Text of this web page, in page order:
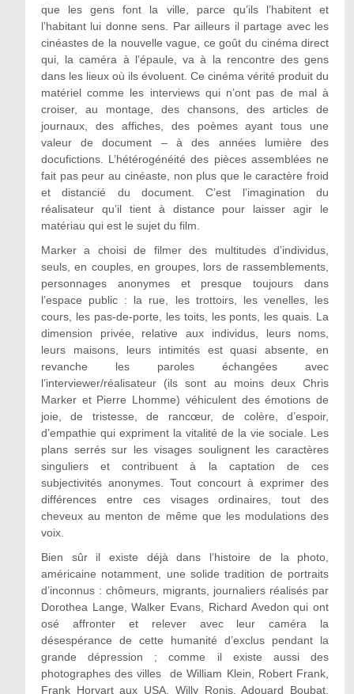
que les gens font la ville, parce qu’ils l’habitent et
l’habitant lui donne sens. Par ailleurs il partage avec les
cinéastes de la nouvelle vague, ce goût du cinéma direct
qui, la caméra à l’épaule, va à la rencontre des gens
dans les lieux où ils évoluent. Ce cinéma vérité produit du
matériel comme les interviews qui n’ont pas de mal à
croiser, au montage, des chansons, des articles de
journaux, des affiches, des poèmes ayant tous une
valeur de document – à des années lumière des
docufictions. L’hétérogénéité des pièces assemblées ne
fait pas peur au cinéaste, non plus que le caractère froid
et distancié du document. C’est l’imagination du
réalisateur qu’il tient à distance pour laisser agir le
matériau qui est le sujet du film.
Marker a choisi de filmer des multitudes d’individus,
seuls, en couples, en groupes, lors de rassemblements,
personnages anonymes et presque toujours dans
l’espace public : la rue, les trottoirs, les venelles, les
cours, les pas-de-porte, les toits, les ponts, les quais. La
dimension privée, relative aux individus, leurs noms,
leurs maisons, leurs intimités est quasi absente, en
revanche les paroles échangées avec
l’interviewer/réalisateur (ils sont au moins deux Chris
Marker et Pierre Lhomme) véhiculent des émotions de
joie, de tristesse, de rancœur, de colère, d’espoir,
d’empathie qui expriment la vitalité de la vie sociale. Les
plans serrés sur les visages soulignent les caractères
singuliers et contribuent à la captation de ces
subjectivités anonymes. Tout concourt à exprimer des
différences entre ces visages ordinaires, tout des
cheveux au menton de même que les modulations des
voix.
Bien sûr il existe déjà dans l’histoire de la photo,
américaine notamment, une solide tradition de portraits
d’inconnus : chômeurs, migrants, journaliers réalisés par
Dorothea Lange, Walker Evans, Richard Avedon qui ont
osé affronter et relever avec leur caméra la
désespérance de cette humanité d’exclus pendant la
grande dépression ; comme il existe aussi des
photographes des villes de William Klein, Robert Frank,
Frank Horvart aux USA, Willy Ronis, Adouard Boubat,